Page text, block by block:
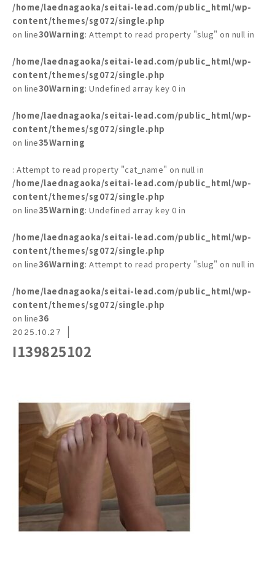
/home/laednagaoka/seitai-lead.com/public_html/wp-
content/themes/sg072/single.php
on line30Warning: Attempt to read property "slug" on null in
/home/laednagaoka/seitai-lead.com/public_html/wp-
content/themes/sg072/single.php
on line30Warning: Undefined array key 0 in
/home/laednagaoka/seitai-lead.com/public_html/wp-
content/themes/sg072/single.php
on line35Warning
: Attempt to read property "cat_name" on null in
/home/laednagaoka/seitai-lead.com/public_html/wp-
content/themes/sg072/single.php
on line35Warning: Undefined array key 0 in
/home/laednagaoka/seitai-lead.com/public_html/wp-
content/themes/sg072/single.php
on line36Warning: Attempt to read property "slug" on null in
/home/laednagaoka/seitai-lead.com/public_html/wp-
content/themes/sg072/single.php
on line36
2025.10.27
I139825102